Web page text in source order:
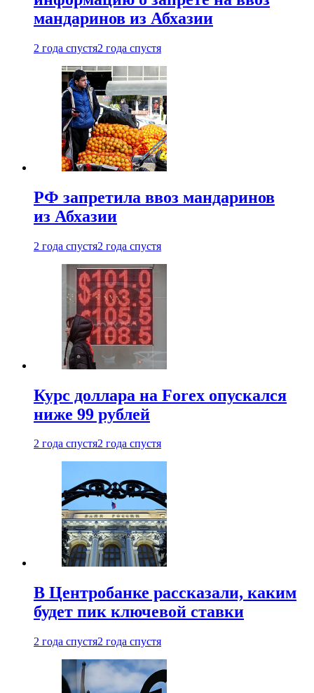
мандаринов из Абхазии
2 года спустя2 года спустя
РФ запретила ввоз мандаринов
из Абхазии
2 года спустя2 года спустя
Курс доллара на Forex опускался
ниже 99 рублей
2 года спустя2 года спустя
В Центробанке рассказали, каким
будет пик ключевой ставки
2 года спустя2 года спустя